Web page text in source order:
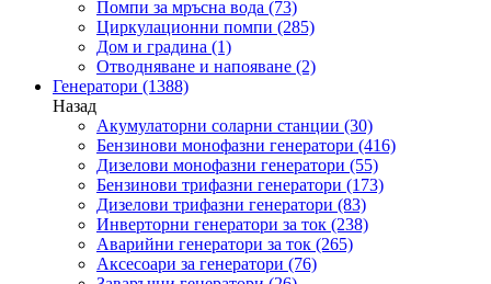
Помпи за мръсна вода (73)
Циркулационни помпи (285)
Дом и градина (1)
Отводняване и напояване (2)
Генератори (1388)
Назад
Акумулаторни соларни станции (30)
Бензинови монофазни генератори (416)
Дизелови монофазни генератори (55)
Бензинови трифазни генератори (173)
Дизелови трифазни генератори (83)
Инверторни генератори за ток (238)
Аварийни генератори за ток (265)
Аксесоари за генератори (76)